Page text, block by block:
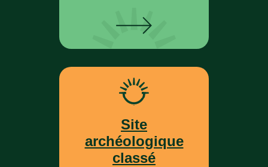
Site
archéologique
classé